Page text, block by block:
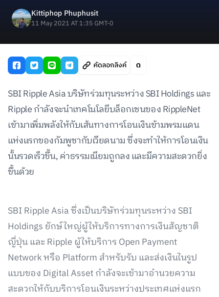
Kittiphop Phuphusit
11 May 2021 AT 1:35 GMT-0
คัดลอกลิงค์
SBI Ripple Asia บริษัทร่วมทุนระหว่าง SBI Holdings และ
Ripple กำลังจะนำเทคโนโลยีบล็อกเชนของ RippleNet
เข้ามาเพิ่มพลังให้กับเส้นทางการโอนเงินข้ามพรมแดน
แห่งแรกของกัมพูชากับเวียดนาม ซึ่งจะทำให้การโอนเงิน
นั้นรวดเร็วขึ้น, ค่าธรรมเนียมถูกลง และมีความสะดวกยิ่ง
ขึ้นด้วย
SBI Ripple Asia ซึ่งเป็นบริษัทร่วมทุนระหว่าง SBI
Holdings ยักษ์ใหญ่ผู้ให้บริการทางการเงินสัญชาติ
ญี่ปุ่น และ Ripple ผู้ให้บริการ Open Payment
Network หรือ Platform สำหรับรับ และส่งเงินในรูป
แบบของ Digital Asset กำลังจะเข้ามาอำนวยความ
สะดวกให้กับบริการโอนเงินระหว่างประเทศแห่งแรก